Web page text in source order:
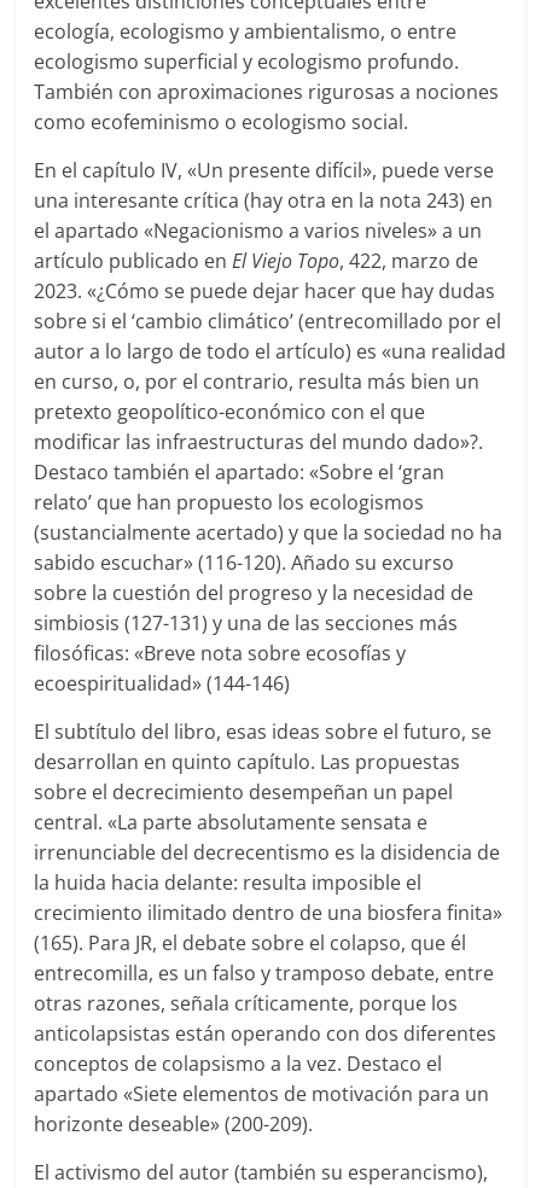
ecología, ecologismo y ambientalismo, o entre
ecologismo superficial y ecologismo profundo.
También con aproximaciones rigurosas a nociones
como ecofeminismo o ecologismo social.
En el capítulo IV, «Un presente difícil», puede verse
una interesante crítica (hay otra en la nota 243) en
el apartado «Negacionismo a varios niveles» a un
artículo publicado enEl Viejo Topo, 422, marzo de
2023. «¿Cómo se puede dejar hacer que hay dudas
sobre si el ‘cambio climático’ (entrecomillado por el
autor a lo largo de todo el artículo) es «una realidad
en curso, o, por el contrario, resulta más bien un
pretexto geopolítico-económico con el que
modificar las infraestructuras del mundo dado»?.
Destaco también el apartado: «Sobre el ‘gran
relato’ que han propuesto los ecologismos
(sustancialmente acertado) y que la sociedad no ha
sabido escuchar» (116-120). Añado su excurso
sobre la cuestión del progreso y la necesidad de
simbiosis (127-131) y una de las secciones más
filosóficas: «Breve nota sobre ecosofías y
ecoespiritualidad» (144-146)
El subtítulo del libro, esas ideas sobre el futuro, se
desarrollan en quinto capítulo. Las propuestas
sobre el decrecimiento desempeñan un papel
central. «La parte absolutamente sensata e
irrenunciable del decrecentismo es la disidencia de
la huida hacia delante: resulta imposible el
crecimiento ilimitado dentro de una biosfera finita»
(165). Para JR, el debate sobre el colapso, que él
entrecomilla, es un falso y tramposo debate, entre
otras razones, señala críticamente, porque los
anticolapsistas están operando con dos diferentes
conceptos de colapsismo a la vez. Destaco el
apartado «Siete elementos de motivación para un
horizonte deseable» (200-209).
El activismo del autor (también su esperancismo),